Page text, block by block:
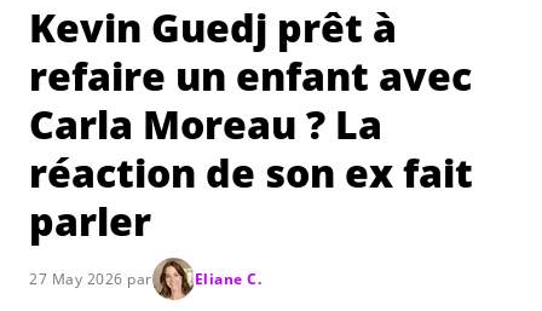
Kevin Guedj prêt à
refaire un enfant avec
Carla Moreau ? La
réaction de son ex fait
parler
27 May 2026 par Eliane C.